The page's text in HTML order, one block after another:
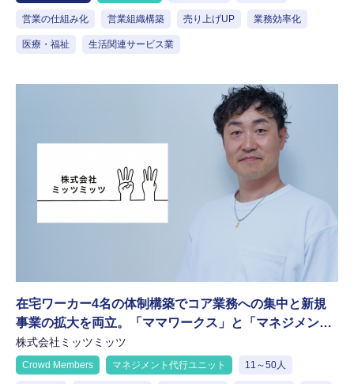
営業の仕組み化 営業組織構築 売り上げUP 業務効率化
医療・福祉 生活関連サービス業
在宅ワーカー4名の体制構築でコア業務への集中と新規
事業の拡大を両立。「ママワークス」と「マネジメント
代行ユニット」で目指す生産性の高い精鋭組織
株式会社ミッツミッツ
Crowd Members マネジメント代行ユニット 11～50人